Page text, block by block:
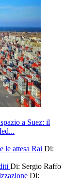
a Suez: il
le attesa Rai Di:
Di: Sergio Raffo
Di: